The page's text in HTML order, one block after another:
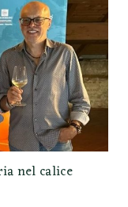
nel calice